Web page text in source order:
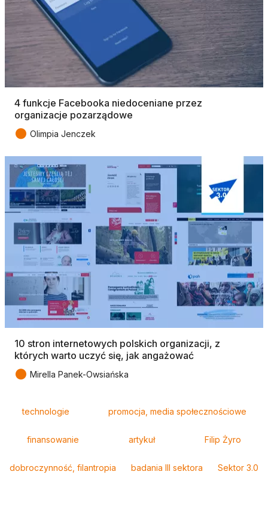
4 funkcje Facebooka niedoceniane przez
organizacje pozarządowe
● Olimpia Jenczek
10 stron internetowych polskich organizacji, z
których warto uczyć się, jak angażować
● Mirella Panek-Owsiańska
technologie promocja, media społecznościowe
finansowanie artykuł Filip Żyro
dobroczynność, filantropia badania III sektora Sektor 3.0